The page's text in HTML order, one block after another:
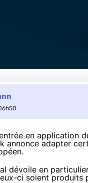
en application
annonce adapter
dévoile en
ci soient produits